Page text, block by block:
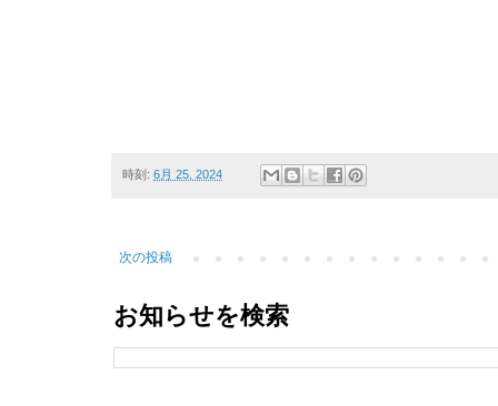
時刻: 6月 25, 2024
次の投稿
お知らせを検索